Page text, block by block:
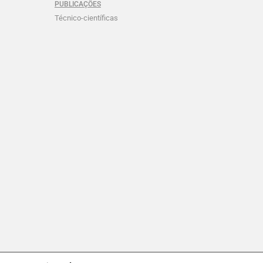
PUBLICAÇÕES
Técnico-científicas